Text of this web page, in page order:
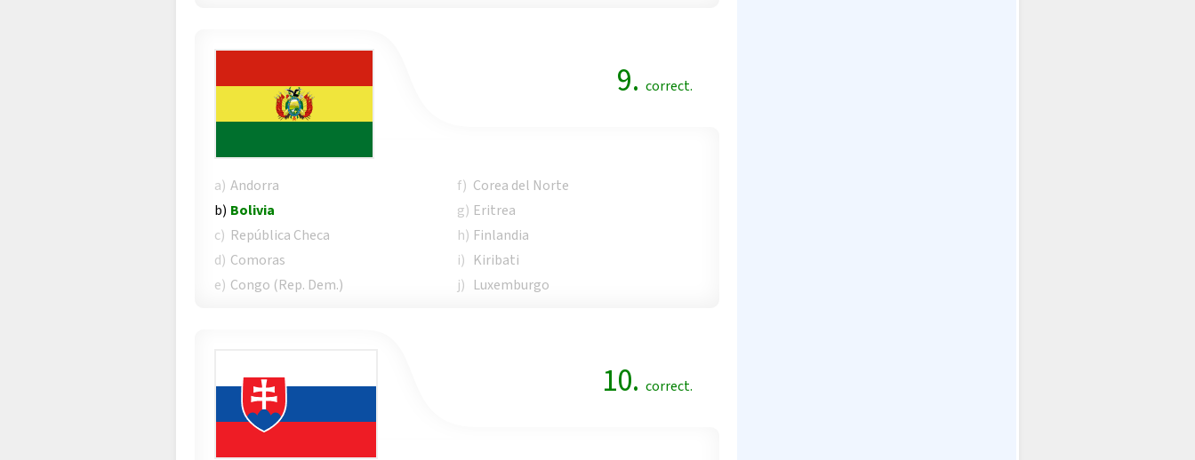
9. correct.
a) Andorra
b) Bolivia
c) República Checa
d) Comoras
e) Congo (Rep. Dem.)
f) Corea del Norte
g) Eritrea
h) Finlandia
i) Kiribati
j) Luxemburgo
10. correct.